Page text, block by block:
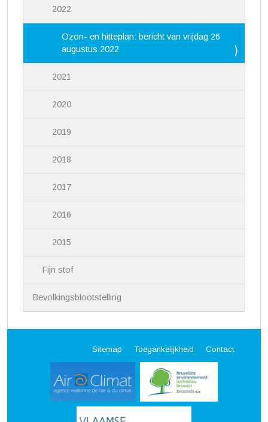
2022
Ozon- en hitteplan: bericht van vrijdag 26
augustus 2022
2021
2020
2019
2018
2017
2016
2015
Fijn stof
Bevolkingsblootstelling
Sitemap Toegankelijkheid Contact